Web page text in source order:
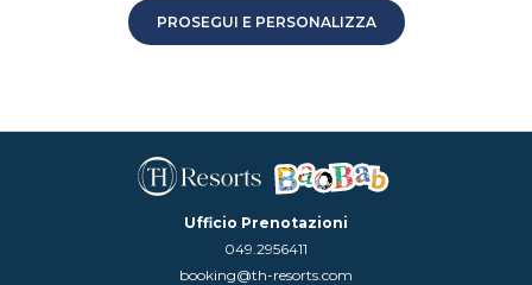
PROSEGUI E PERSONALIZZA
Ufficio Prenotazioni
049.2956411
booking@th-resorts.com